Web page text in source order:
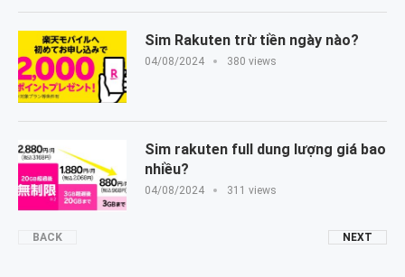
Sim Rakuten trừ tiền ngày nào?
04/08/2024 380 views
Sim rakuten full dung lượng giá bao
nhiều?
04/08/2024 311 views
BACK NEXT